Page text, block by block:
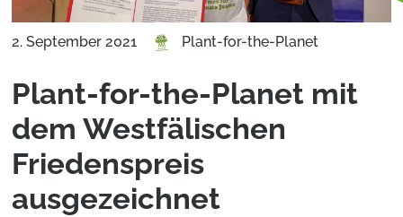
2. September 2021 Plant-for-the-Planet
Plant-for-the-Planet mit
dem Westfälischen
Friedenspreis
ausgezeichnet